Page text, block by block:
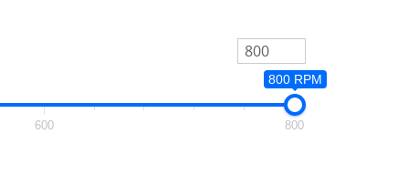
800 RPM
600 800